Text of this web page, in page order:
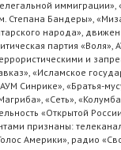
иммиграции»,
Степана Бандеры»,
народа»,
партия «Воля»,
и
«Исламское
Синрике», «Братья-
«Сеть»,
«Открытой
признаны:
Америки», радио